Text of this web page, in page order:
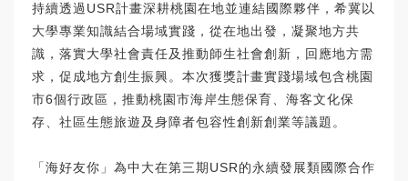
持續透過USR計畫深耕桃園在地並連結國際夥伴，希冀以
大學專業知識結合場域實踐，從在地出發，凝聚地方共
識，落實大學社會責任及推動師生社會創新，回應地方需
求，促成地方創生振興。本次獲獎計畫實踐場域包含桃園
市6個行政區，推動桃園市海岸生態保育、海客文化保
存、社區生態旅遊及身障者包容性創新創業等議題。
「海好友你」為中大在第三期USR的永續發展類國際合作